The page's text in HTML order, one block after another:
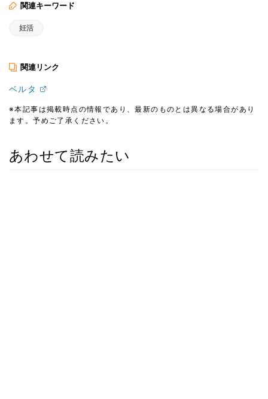
関連キーワード
妊活
関連リンク
ベルタ
※本記事は掲載時点の情報であり、最新のものとは異なる場合があり
ます。予めご了承ください。
あわせて読みたい